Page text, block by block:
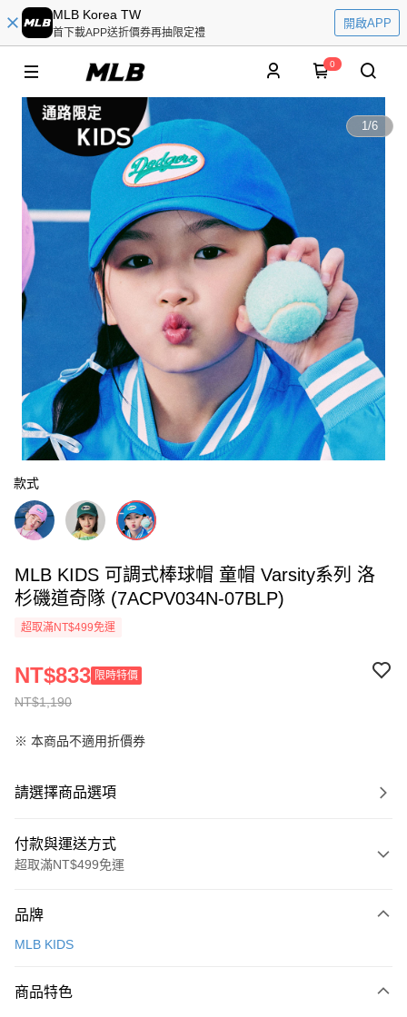
MLB Korea TW
首下載APP送折價券再抽限定禮
開啟APP
0
1/6
款式
MLB KIDS 可調式棒球帽 童帽 Varsity系列 洛
杉磯道奇隊 (7ACPV034N-07BLP)
超取滿NT$499免運
NT$1,190
NT$833 限時特價
※ 本商品不適用折價券
請選擇商品選項
付款與運送方式
超取滿NT$499免運
信用卡一次付款
LINE Pay
品牌
MLB KIDS
商品特色